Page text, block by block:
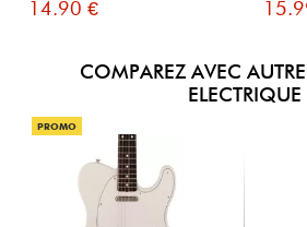
14.90 €
COMPAREZ AVEC
ELECTRIQUE
PROMO